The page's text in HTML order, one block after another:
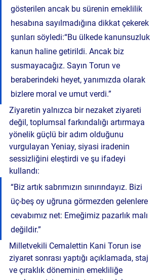
gösterilen ancak bu sürenin emeklilik
hesabına sayılmadığına dikkat çekerek
şunları söyledi:“Bu ülkede kanunsuzluk
kanun haline getirildi. Ancak biz
susmayacağız. Sayın Torun ve
beraberindeki heyet, yanımızda olarak
bizlere moral ve umut verdi.”
Ziyaretin yalnızca bir nezaket ziyareti
değil, toplumsal farkındalığı artırmaya
yönelik güçlü bir adım olduğunu
vurgulayan Yeniay, siyasi iradenin
sessizliğini eleştirdi ve şu ifadeyi
kullandı:
“Biz artık sabrımızın sınırındayız. Bizi
üç-beş oy uğruna görmezden gelenlere
cevabımız net: Emeğimiz pazarlık malı
değildir.”
Milletvekili Cemalettin Kani Torun ise
ziyaret sonrası yaptığı açıklamada, staj
ve çıraklık döneminin emekliliğe